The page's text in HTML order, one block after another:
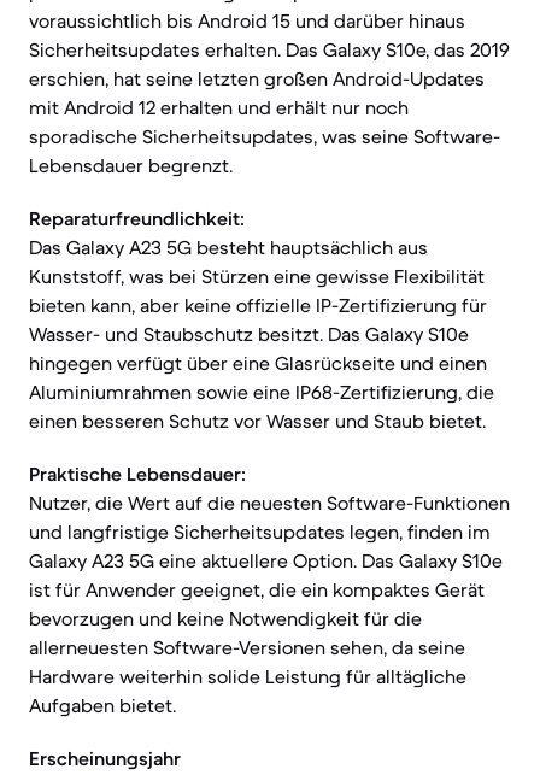
voraussichtlich bis Android 15 und darüber hinaus
Sicherheitsupdates erhalten. Das Galaxy S10e, das 2019
erschien, hat seine letzten großen Android-Updates
mit Android 12 erhalten und erhält nur noch
sporadische Sicherheitsupdates, was seine Software-
Lebensdauer begrenzt.
Reparaturfreundlichkeit:
Das Galaxy A23 5G besteht hauptsächlich aus
Kunststoff, was bei Stürzen eine gewisse Flexibilität
bieten kann, aber keine offizielle IP-Zertifizierung für
Wasser- und Staubschutz besitzt. Das Galaxy S10e
hingegen verfügt über eine Glasrückseite und einen
Aluminiumrahmen sowie eine IP68-Zertifizierung, die
einen besseren Schutz vor Wasser und Staub bietet.
Praktische Lebensdauer:
Nutzer, die Wert auf die neuesten Software-Funktionen
und langfristige Sicherheitsupdates legen, finden im
Galaxy A23 5G eine aktuellere Option. Das Galaxy S10e
ist für Anwender geeignet, die ein kompaktes Gerät
bevorzugen und keine Notwendigkeit für die
allerneuesten Software-Versionen sehen, da seine
Hardware weiterhin solide Leistung für alltägliche
Aufgaben bietet.
Erscheinungsjahr